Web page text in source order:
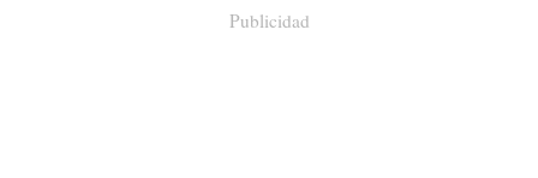
Publicidad